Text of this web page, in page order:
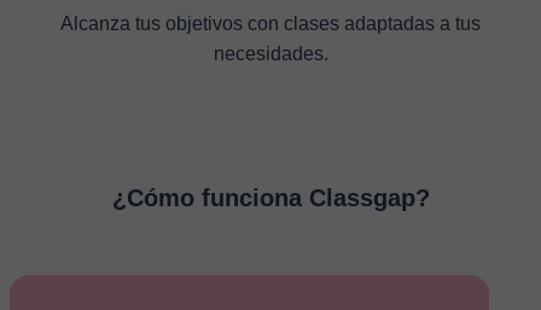
Alcanza tus objetivos con clases adaptadas a tus
necesidades.
¿Cómo funciona Classgap?